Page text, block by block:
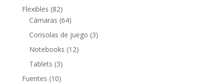
producto
Flexibles 8282
productos
Cámaras 6464
productos
Consolas de juego 33
Notebooks 1212
Tablets 33
productos
Fuentes 1010